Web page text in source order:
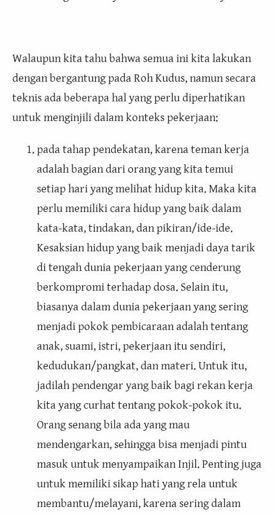
Walaupun kita tahu bahwa semua ini kita lakukan
dengan bergantung pada Roh Kudus, namun secara
teknis ada beberapa hal yang perlu diperhatikan
untuk menginjili dalam konteks pekerjaan:
pada tahap pendekatan, karena teman kerja
adalah bagian dari orang yang kita temui
setiap hari yang melihat hidup kita. Maka kita
perlu memiliki cara hidup yang baik dalam
kata-kata, tindakan, dan pikiran/ide-ide.
Kesaksian hidup yang baik menjadi daya tarik
di tengah dunia pekerjaan yang cenderung
berkompromi terhadap dosa. Selain itu,
biasanya dalam dunia pekerjaan yang sering
menjadi pokok pembicaraan adalah tentang
anak, suami, istri, pekerjaan itu sendiri,
kedudukan/pangkat, dan materi. Untuk itu,
jadilah pendengar yang baik bagi rekan kerja
kita yang curhat tentang pokok-pokok itu.
Orang senang bila ada yang mau
mendengarkan, sehingga bisa menjadi pintu
masuk untuk menyampaikan Injil. Penting juga
untuk memiliki sikap hati yang rela untuk
membantu/melayani, karena sering dalam